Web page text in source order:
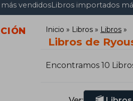
vendidosLibros importados
Inicio Libros Libros
Libros de
Encontramos 10